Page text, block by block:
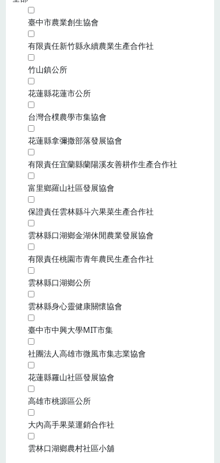
臺中市農業創生協會
有限責任新竹縣永續農業生產合作社
竹山鎮公所
花蓮縣花蓮市公所
台灣合樸農學市集協會
花蓮縣拿彌撒部落發展協會
有限責任宜蘭縣蘭陽溪友善耕作生產合作社
富里鄉羅山社區發展協會
保證責任雲林縣斗六果菜生產合作社
雲林縣口湖鄉金湖休閒農業發展協會
有限責任桃園市青年農民生產合作社
雲林縣口湖鄉公所
雲林縣身心靈健康關懷協會
臺中市中興大學MIT市集
社團法人高雄市微風市集志業協會
花蓮縣羅山社區發展協會
高雄市桃源區公所
大內高手果菜運銷合作社
雲林口湖鄉農村社區小舖